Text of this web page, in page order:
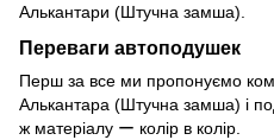
Алькантари (Штучна замша).
Переваги автоподушек
Перш за все ми пропонуємо
Алькантара (Штучна замша) і
ж матеріалу ー колір в колір.